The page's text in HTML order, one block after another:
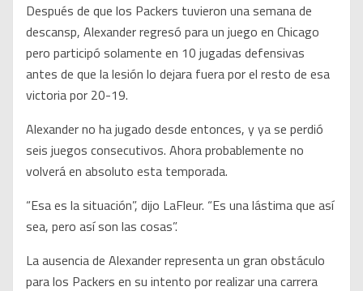
Después de que los Packers tuvieron una semana de
descansp, Alexander regresó para un juego en Chicago
pero participó solamente en 10 jugadas defensivas
antes de que la lesión lo dejara fuera por el resto de esa
victoria por 20-19.
Alexander no ha jugado desde entonces, y ya se perdió
seis juegos consecutivos. Ahora probablemente no
volverá en absoluto esta temporada.
“Esa es la situación”, dijo LaFleur. “Es una lástima que así
sea, pero así son las cosas”.
La ausencia de Alexander representa un gran obstáculo
para los Packers en su intento por realizar una carrera